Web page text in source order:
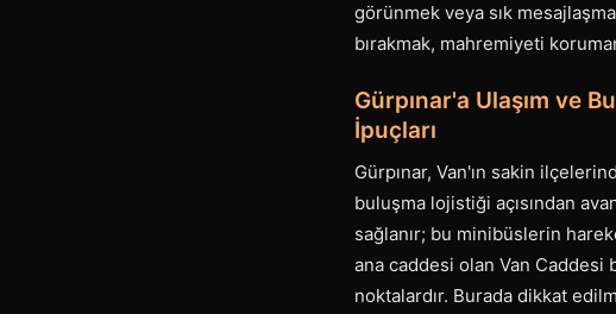
görünmek veya sık
bırakmak, mahremiyeti
Gürpınar'a Ulaşım ve
İpuçları
Gürpınar, Van'ın sakin
buluşma lojistiği açısından
sağlanır; bu minibüslerin
ana caddesi olan Van
noktalardır. Burada dikkat